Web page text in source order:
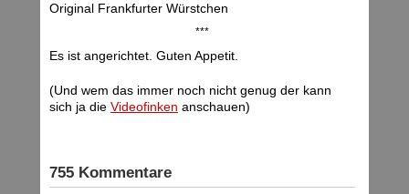
Original Frankfurter Würstchen
***
Es ist angerichtet. Guten Appetit.
(Und wem das immer noch nicht genug der kann
sich ja die Videofinken anschauen)
755 Kommentare